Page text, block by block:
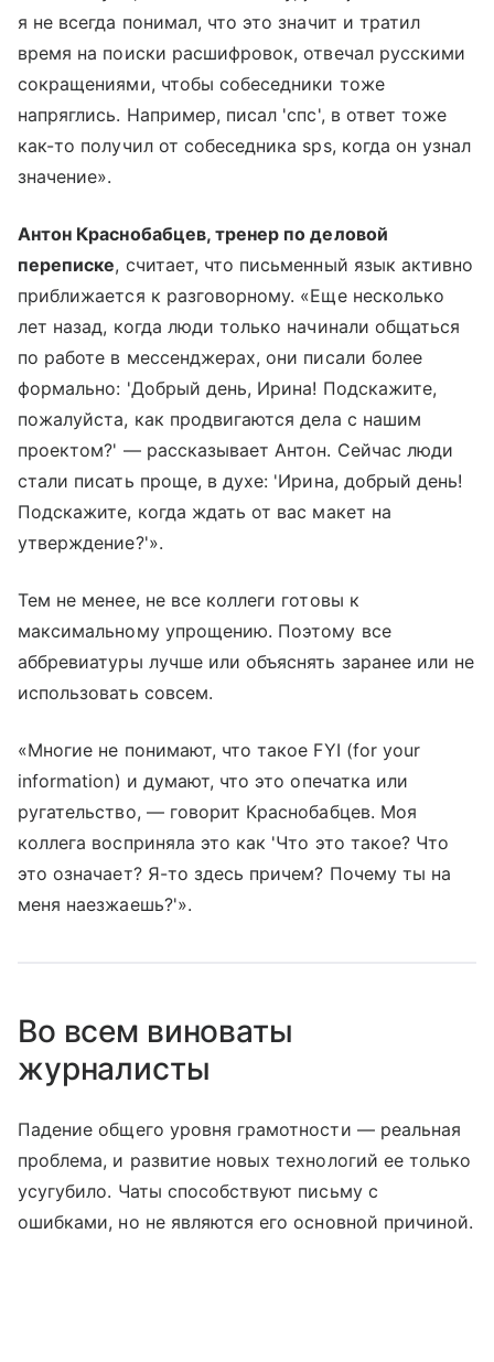
я не всегда понимал, что это значит и тратил
время на поиски расшифровок, отвечал русскими
сокращениями, чтобы собеседники тоже
напряглись. Например, писал 'спс', в ответ тоже
как-то получил от собеседника sps, когда он узнал
значение».
Антон Краснобабцев, тренер по деловой
переписке, считает, что письменный язык активно
приближается к разговорному. «Еще несколько
лет назад, когда люди только начинали общаться
по работе в мессенджерах, они писали более
формально: 'Добрый день, Ирина! Подскажите,
пожалуйста, как продвигаются дела с нашим
проектом?' — рассказывает Антон. Сейчас люди
стали писать проще, в духе: 'Ирина, добрый день!
Подскажите, когда ждать от вас макет на
утверждение?'».
Тем не менее, не все коллеги готовы к
максимальному упрощению. Поэтому все
аббревиатуры лучше или объяснять заранее или не
использовать совсем.
«Многие не понимают, что такое FYI (for your
information) и думают, что это опечатка или
ругательство, — говорит Краснобабцев. Моя
коллега восприняла это как 'Что это такое? Что
это означает? Я-то здесь причем? Почему ты на
меня наезжаешь?'».
Во всем виноваты
журналисты
Падение общего уровня грамотности — реальная
проблема, и развитие новых технологий ее только
усугубило. Чаты способствуют письму с
ошибками, но не являются его основной причиной.